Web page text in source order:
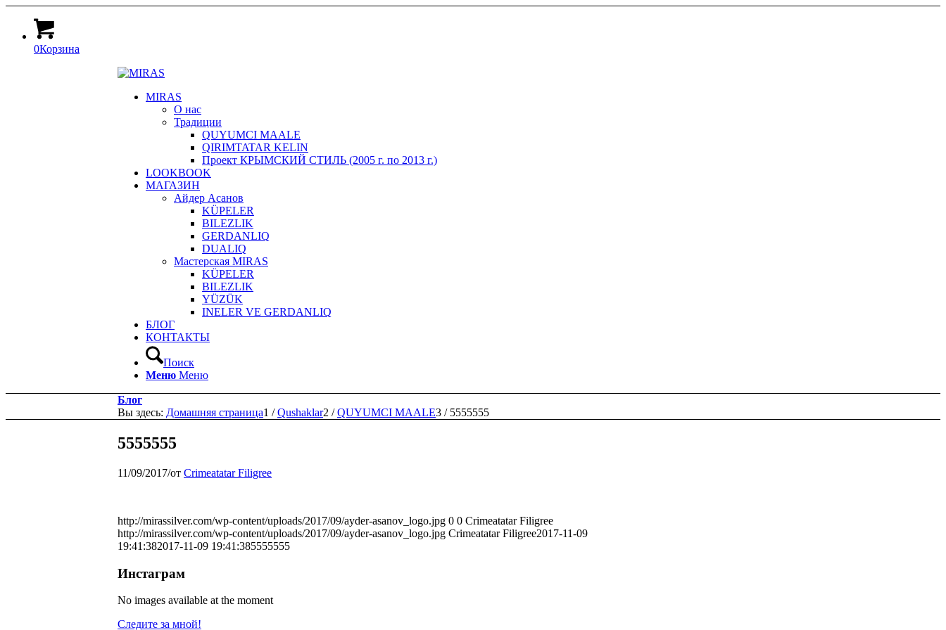
0Корзина
MIRAS
О нас
Традиции
QUYUMCI MAALE
QIRIMTATAR KELIN
Проект КРЫМСКИЙ СТИЛЬ (2005 г. по 2013 г.)
LOOKBOOK
МАГАЗИН
Айдер Асанов
KÜPELER
BILEZLIK
GERDANLIQ
DUALIQ
Мастерская MIRAS
KÜPELER
BILEZLIK
YÜZÜK
INELER VE GERDANLIQ
БЛОГ
КОНТАКТЫ
Поиск
Меню Меню
Блог
Вы здесь: Домашняя страница1 / Qushaklar2 / QUYUMCI MAALE3 / 5555555
5555555
11/09/2017/от Crimeatatar Filigree
http://mirassilver.com/wp-content/uploads/2017/09/ayder-asanov_logo.jpg 0 0 Crimeatatar Filigree
http://mirassilver.com/wp-content/uploads/2017/09/ayder-asanov_logo.jpg Crimeatatar Filigree2017-11-09
19:41:382017-11-09 19:41:385555555
Инстаграм
No images available at the moment
Следите за мной!